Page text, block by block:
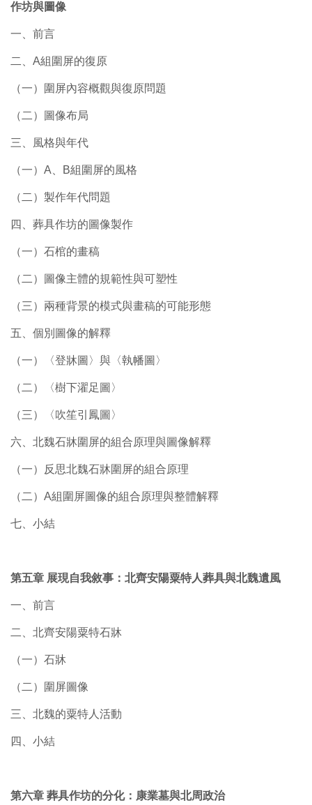
作坊與圖像
一、前言
二、A組圍屏的復原
（一）圍屏內容概觀與復原問題
（二）圖像布局
三、風格與年代
（一）A、B組圍屏的風格
（二）製作年代問題
四、葬具作坊的圖像製作
（一）石棺的畫稿
（二）圖像主體的規範性與可塑性
（三）兩種背景的模式與畫稿的可能形態
五、個別圖像的解釋
（一）〈登牀圖〉與〈執幡圖〉
（二）〈樹下濯足圖〉
（三）〈吹笙引鳳圖〉
六、北魏石牀圍屏的組合原理與圖像解釋
（一）反思北魏石牀圍屏的組合原理
（二）A組圍屏圖像的組合原理與整體解釋
七、小結
第五章 展現自我敘事：北齊安陽粟特人葬具與北魏遺風
一、前言
二、北齊安陽粟特石牀
（一）石牀
（二）圍屏圖像
三、北魏的粟特人活動
四、小結
第六章 葬具作坊的分化：康業墓與北周政治